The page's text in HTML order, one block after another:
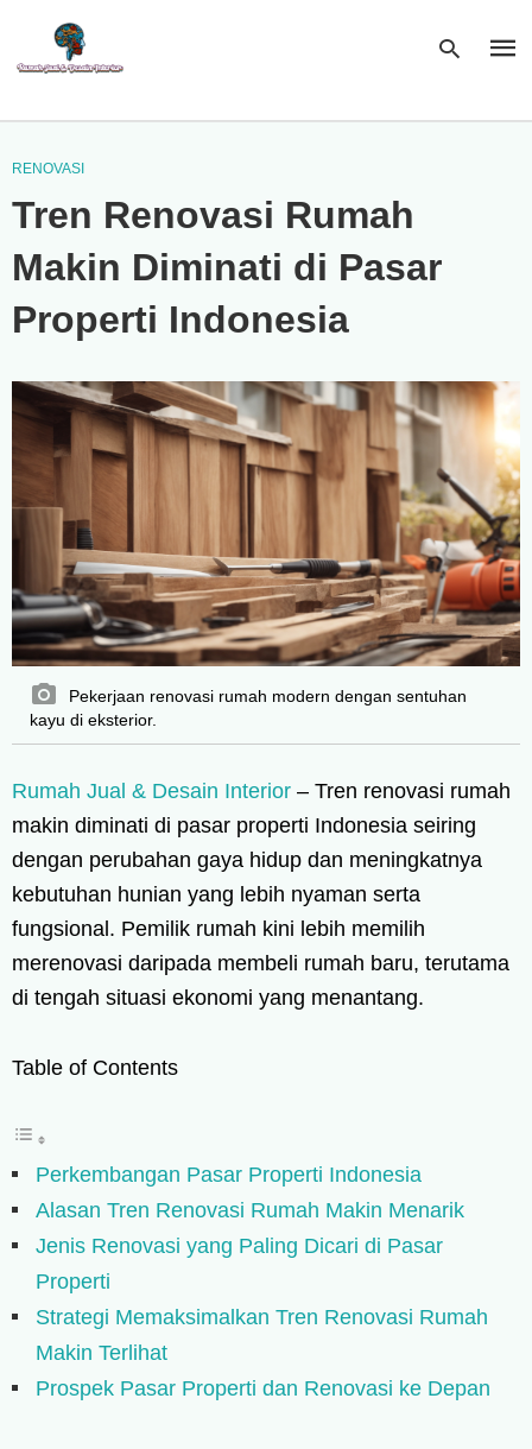
RENOVASI
Tren Renovasi Rumah
Makin Diminati di Pasar
Properti Indonesia
Pekerjaan renovasi rumah modern dengan sentuhan
kayu di eksterior.
Rumah Jual & Desain Interior – Tren renovasi rumah
makin diminati di pasar properti Indonesia seiring
dengan perubahan gaya hidup dan meningkatnya
kebutuhan hunian yang lebih nyaman serta
fungsional. Pemilik rumah kini lebih memilih
merenovasi daripada membeli rumah baru, terutama
di tengah situasi ekonomi yang menantang.
Table of Contents
Perkembangan Pasar Properti Indonesia
Alasan Tren Renovasi Rumah Makin Menarik
Jenis Renovasi yang Paling Dicari di Pasar
Properti
Strategi Memaksimalkan Tren Renovasi Rumah
Makin Terlihat
Prospek Pasar Properti dan Renovasi ke Depan